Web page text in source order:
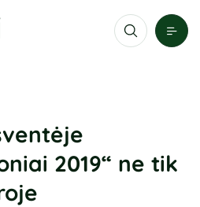
2019“ ne tik